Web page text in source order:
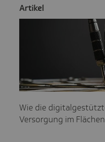
Artikel
Wie die
Versorgung im